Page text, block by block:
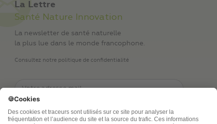
La Lettre
Santé Nature Innovation
La newsletter de santé naturelle
la plus lue dans le monde francophone.
Consultez notre politique de confidentialité